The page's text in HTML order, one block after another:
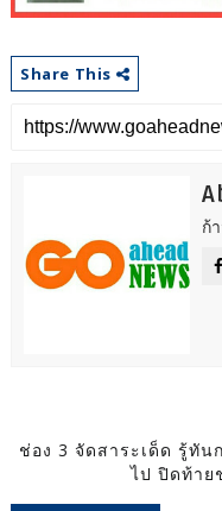
Share This
ก้
ช่อง 3 จัดสาระเด็ด รู้ทั
ไป ปิดท้าย